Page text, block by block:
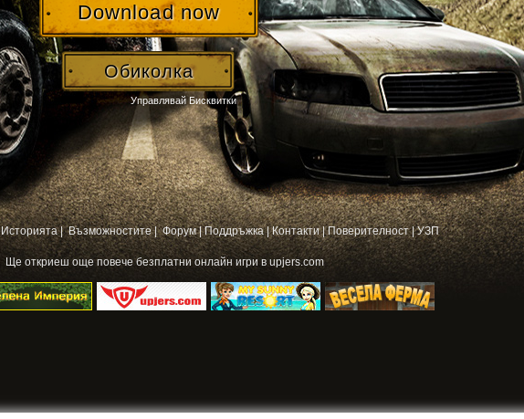
Download now
Обиколка
Историята | Възможностите | Форум|Поддръжка|Контакти|Поверителност|УЗП
Ще откриеш още повечебезплатни онлайн игри в upjers.com
Управлявай Бисквитки